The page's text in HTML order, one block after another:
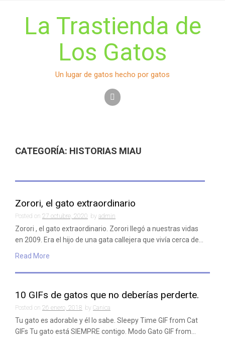
La Trastienda de
Los Gatos
Un lugar de gatos hecho por gatos
CATEGORÍA: HISTORIAS MIAU
Zorori, el gato extraordinario
Posted on 27 octubre, 2020 by admin
Zorori , el gato extraordinario. Zorori llegó a nuestras vidas
en 2009. Era el hijo de una gata callejera que vivía cerca de…
Read More
10 GIFs de gatos que no deberías perderte.
Posted on 26 enero, 2018 by Canica
Tu gato es adorable y él lo sabe. Sleepy Time GIF from Cat
GIFs Tu gato está SIEMPRE contigo. Modo Gato GIF from…